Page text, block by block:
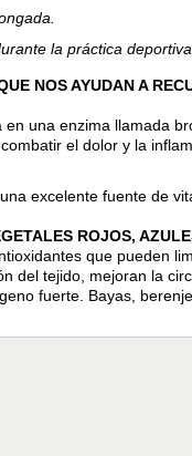
la práctica deportiva
NOS AYUDAN A
en una enzima llamada
el dolor y la
excelente fuente de
ROJOS,
que pueden
del tejido, mejoran la
fuerte. Bayas,